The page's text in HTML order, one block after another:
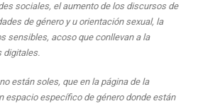
sociales, el aumento de los discursos de
de género y u orientación sexual, la
sensibles, acoso que conllevan a la
digitales.
están soles, que en la página de la
espacio específico de género donde están